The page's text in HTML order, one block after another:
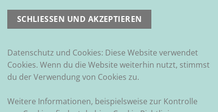
Datenschutz und Cookies: Diese Website verwendet
Cookies. Wenn du die Website weiterhin nutzt, stimmst
du der Verwendung von Cookies zu.
Weitere Informationen, beispielsweise zur Kontrolle